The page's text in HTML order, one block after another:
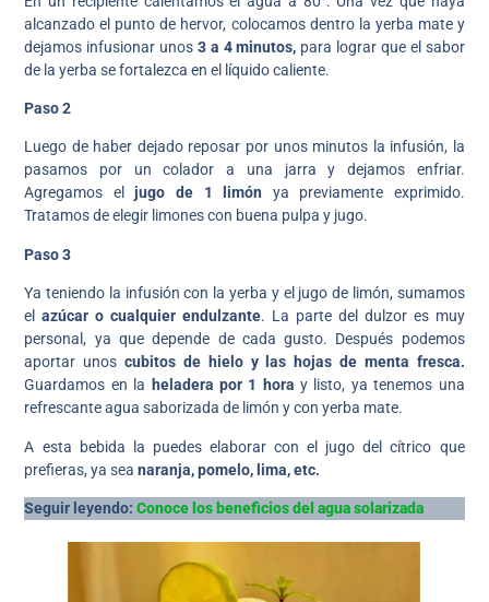
alcanzado el punto de hervor, colocamos dentro la yerba mate y
dejamos infusionar unos 3 a 4 minutos, para lograr que el sabor
de la yerba se fortalezca en el líquido caliente.
Paso 2
Luego de haber dejado reposar por unos minutos la infusión, la
pasamos por un colador a una jarra y dejamos enfriar.
Agregamos eljugo de 1 limón ya previamente exprimido.
Tratamos de elegir limones con buena pulpa y jugo.
Paso 3
Ya teniendo la infusión con la yerba y el jugo de limón, sumamos
elazúcar o cualquier endulzante. La parte del dulzor es muy
personal, ya que depende de cada gusto. Después podemos
aportar unoscubitos de hielo y las hojas de menta fresca.
Guardamos en la heladera por 1 horay listo, ya tenemos una
refrescante agua saborizada de limón y con yerba mate.
A esta bebida la puedes elaborar con el jugo del cítrico que
prefieras, ya seanaranja, pomelo, lima, etc.
Seguir leyendo: Conoce los beneficios del agua solarizada